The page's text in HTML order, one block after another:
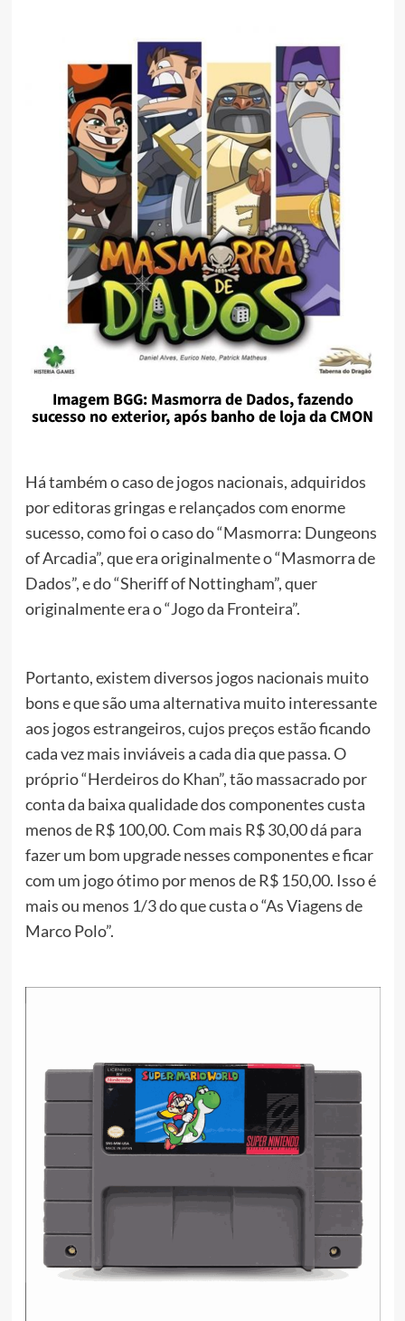
Imagem BGG: Masmorra de Dados, fazendo
sucesso no exterior, após banho de loja da CMON
Há também o caso de jogos nacionais, adquiridos
por editoras gringas e relançados com enorme
sucesso, como foi o caso do “Masmorra: Dungeons
of Arcadia”, que era originalmente o “Masmorra de
Dados”, e do “Sheriff of Nottingham”, quer
originalmente era o “Jogo da Fronteira”.
Portanto, existem diversos jogos nacionais muito
bons e que são uma alternativa muito interessante
aos jogos estrangeiros, cujos preços estão ficando
cada vez mais inviáveis a cada dia que passa. O
próprio “Herdeiros do Khan”, tão massacrado por
conta da baixa qualidade dos componentes custa
menos de R$ 100,00. Com mais R$ 30,00 dá para
fazer um bom upgrade nesses componentes e ficar
com um jogo ótimo por menos de R$ 150,00. Isso é
mais ou menos 1/3 do que custa o “As Viagens de
Marco Polo”.